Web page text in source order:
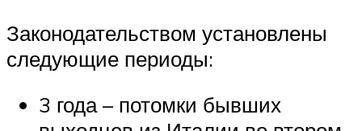
Законодательством установлены
следующие периоды:
3 года – потомки бывших